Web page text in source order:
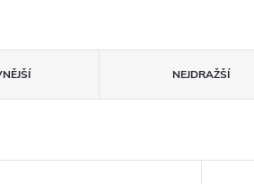
NEJDRAŽŠÍ